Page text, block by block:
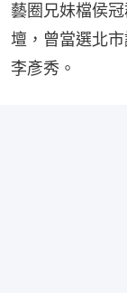
藝圈兄妹檔侯
壇，曾當選北
李彥秀。